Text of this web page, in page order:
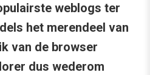
weblogs ter
het merendeel van
van de browser
dus wederom